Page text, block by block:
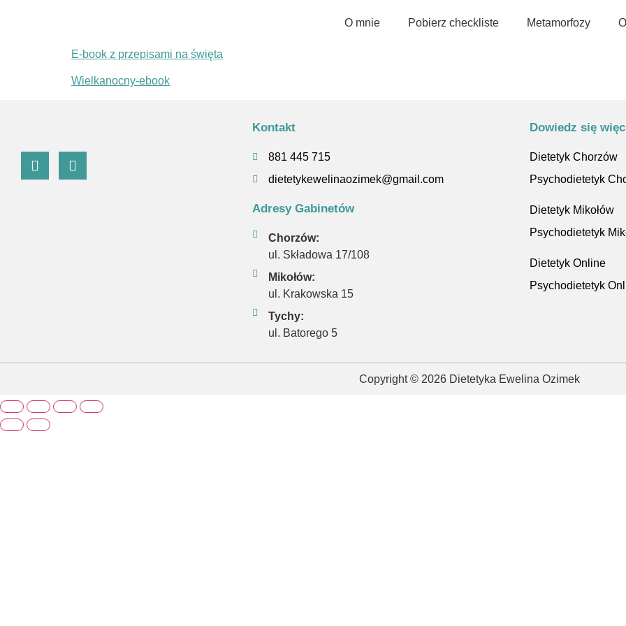
O mnie Pobierz checkliste Metamorfozy
E-book z przepisami na święta
Wielkanocny-ebook
Kontakt
881 445 715
dietetykewelinaozimek@gmail.com
Adresy Gabinetów
Chorzów:
ul. Składowa 17/108
Mikołów:
ul. Krakowska 15
Tychy:
ul. Batorego 5
Dowiedz się
Dietetyk Chorzów
Psychodietetyk
Dietetyk Mikołów
Psychodietetyk
Dietetyk Online
Psychodietetyk
Copyright © 2026 Dietetyka Ewelina Ozimek